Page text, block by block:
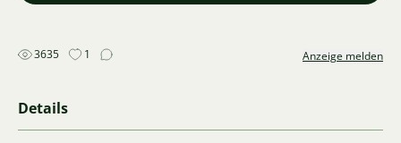
3635 1 Anzeige melden
Details